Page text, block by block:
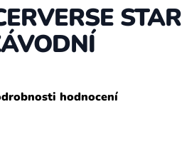
STAR
hodnocení